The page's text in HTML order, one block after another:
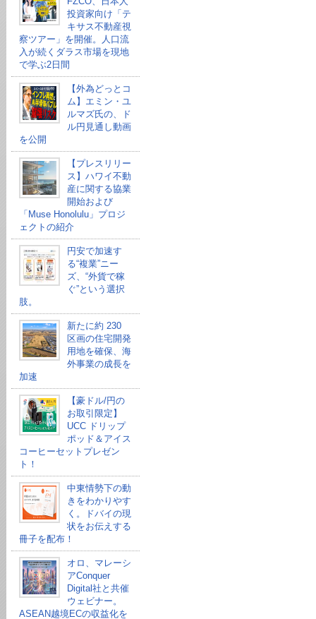
投資家向け「テ
キサス不動産視
察ツアー」を開催。人口流
入が続くダラス市場を現地
で学ぶ2日間
【外為どっとコ
ム】エミン・ユ
ルマズ氏の、ド
ル円見通し動画
を公開
【プレスリリー
ス】ハワイ不動
産に関する協業
開始および
「Muse Honolulu」プロジ
ェクトの紹介
円安で加速す
る“複業”ニー
ズ、“外貨で稼
ぐ”という選択
肢。
新たに約 230
区画の住宅開発
用地を確保、海
外事業の成長を
加速
【豪ドル/円の
お取引限定】
UCC ドリップ
ポッド＆アイス
コーヒーセットプレゼン
ト！
中東情勢下の動
きをわかりやす
く。ドバイの現
状をお伝えする
冊子を配布！
オロ、マレーシ
アConquer
Digital社と共催
ウェビナー。
ASEAN越境ECの収益化を